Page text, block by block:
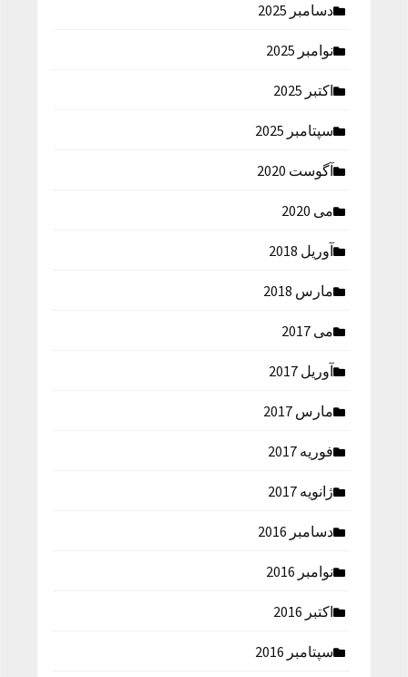
دسامبر 2025
نوامبر 2025
اکتبر 2025
سپتامبر 2025
آگوست 2020
می 2020
آوریل 2018
مارس 2018
می 2017
آوریل 2017
مارس 2017
فوریه 2017
ژانویه 2017
دسامبر 2016
نوامبر 2016
اکتبر 2016
سپتامبر 2016